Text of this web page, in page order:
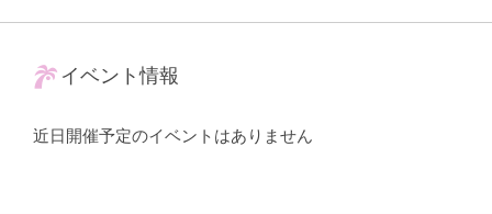
イベント情報
近日開催予定のイベントはありません